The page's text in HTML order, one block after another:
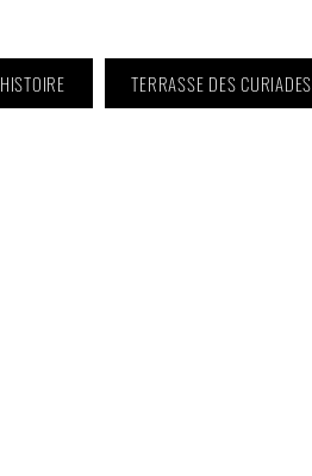
HISTOIRE TERRASSE DES CURIADES